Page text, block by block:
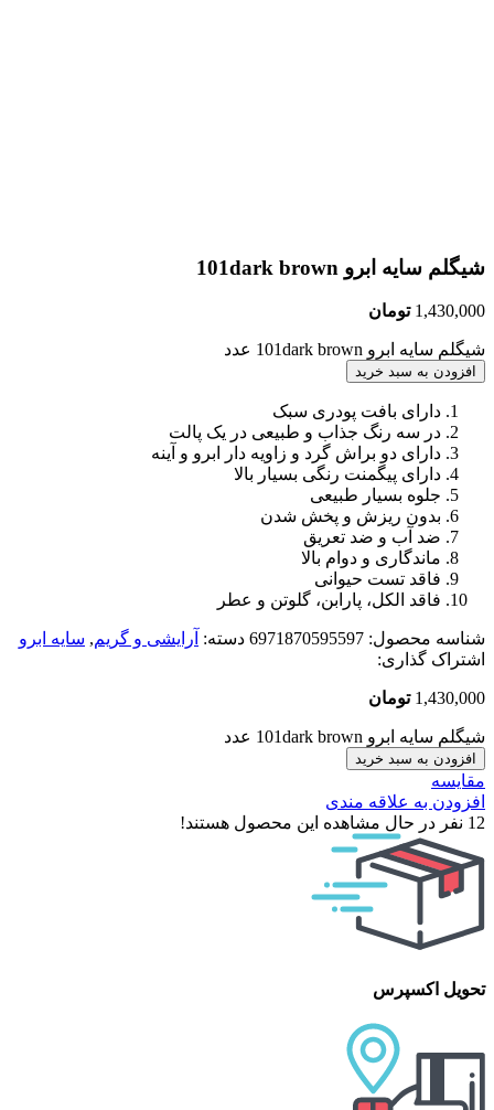
شیگلم سایه ابرو 101dark brown
1,430,000 تومان
شیگلم سایه ابرو 101dark brown عدد
افزودن به سبد خرید
دارای بافت پودری سبک
در سه رنگ جذاب و طبیعی در یک پالت
دارای دو براش گرد و زاویه دار ابرو و آینه
دارای پیگمنت رنگی بسیار بالا
جلوه بسیار طبیعی
بدون ریزش و پخش شدن
ضد آب و ضد تعریق
ماندگاری و دوام بالا
فاقد تست حیوانی
فاقد الکل، پارابن، گلوتن و عطر
شناسه محصول: 6971870595597 دسته: آرایشی و گریم, سایه ابرو
اشتراک گذاری:
1,430,000 تومان
شیگلم سایه ابرو 101dark brown عدد
افزودن به سبد خرید
مقایسه
افزودن به علاقه مندی
12 نفر در حال مشاهده این محصول هستند!
تحویل اکسپرس